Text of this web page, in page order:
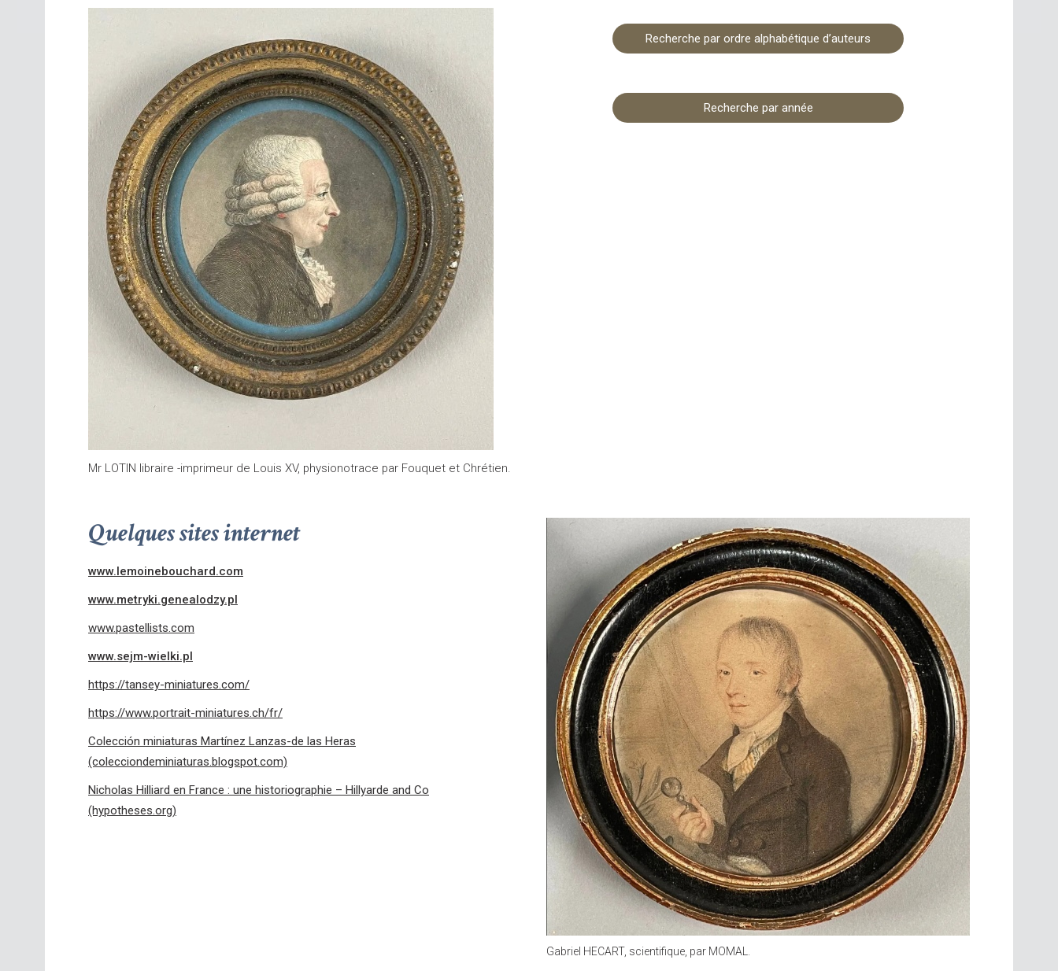
Mr LOTIN libraire -imprimeur de Louis XV, physionotrace par Fouquet et Chrétien.
Recherche par ordre alphabétique d’auteurs
Recherche par année
Quelques sites internet
www.lemoinebouchard.com
www.metryki.genealodzy.pl
www.pastellists.com
www.sejm-wielki.pl
https://tansey-miniatures.com/
https://www.portrait-miniatures.ch/fr/
Colección miniaturas Martínez Lanzas-de las Heras
(colecciondeminiaturas.blogspot.com)
Nicholas Hilliard en France : une historiographie – Hillyarde and Co
(hypotheses.org)
Gabriel HECART, scientifique, par MOMAL.